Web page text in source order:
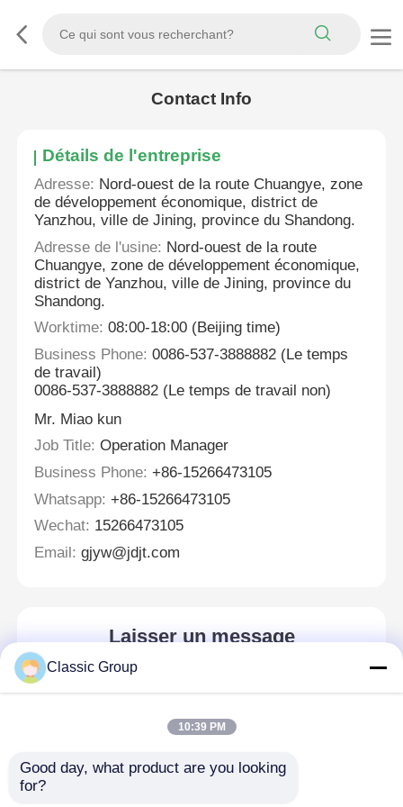
Contact Info
Détails de l'entreprise
Adresse: Nord-ouest de la route Chuangye, zone
de développement économique, district de
Yanzhou, ville de Jining, province du Shandong.
Adresse de l'usine: Nord-ouest de la route
Chuangye, zone de développement économique,
district de Yanzhou, ville de Jining, province du
Shandong.
Worktime: 08:00-18:00 (Beijing time)
Business Phone: 0086-537-3888882 (Le temps
de travail)
0086-537-3888882 (Le temps de travail non)
Mr. Miao kun
Job Title: Operation Manager
Business Phone: +86-15266473105
Whatsapp: +86-15266473105
Wechat: 15266473105
Email: gjyw@jdjt.com
Laisser un message
Nous vous rappellerons bientôt!
Classic Group
10:39 PM
Good day, what product are you looking
for?